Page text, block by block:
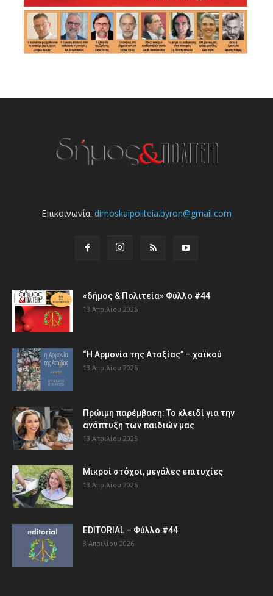
Επικοινωνία: dimoskaipoliteia.byron@gmail.com
«δήμος & Πολιτεία» Φύλλο #44
13 Απριλίου 2026
“Η Αρμονία της Αταξίας” – χαϊκού
13 Απριλίου 2026
Πρώιμη παρέμβαση: Το κλειδί για την
ανάπτυξη των παιδιών µας
13 Απριλίου 2026
Μικροί στόχοι, μεγάλες επιτυχίες
13 Απριλίου 2026
EDITORIAL – Φύλλο #44
8 Απριλίου 2026